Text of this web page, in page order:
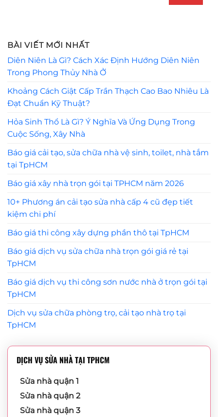
BÀI VIẾT MỚI NHẤT
Diên Niên Là Gì? Cách Xác Định Hướng Diên Niên
Trong Phong Thủy Nhà Ở
Khoảng Cách Giật Cấp Trần Thạch Cao Bao Nhiêu Là
Đạt Chuẩn Kỹ Thuật?
Hỏa Sinh Thổ Là Gì? Ý Nghĩa Và Ứng Dụng Trong
Cuộc Sống, Xây Nhà
Báo giá cải tạo, sửa chữa nhà vệ sinh, toilet, nhà tắm
tại TpHCM
Báo giá xây nhà trọn gói tại TPHCM năm 2026
10+ Phương án cải tạo sửa nhà cấp 4 cũ đẹp tiết
kiệm chi phí
Báo giá thi công xây dựng phần thô tại TpHCM
Báo giá dịch vụ sửa chữa nhà trọn gói giá rẻ tại
TpHCM
Báo giá dịch vụ thi công sơn nước nhà ở trọn gói tại
TpHCM
Dịch vụ sửa chữa phòng trọ, cải tạo nhà trọ tại
TpHCM
DỊCH VỤ SỬA NHÀ TẠI TPHCM
Sửa nhà quận 1
Sửa nhà quận 2
Sửa nhà quận 3